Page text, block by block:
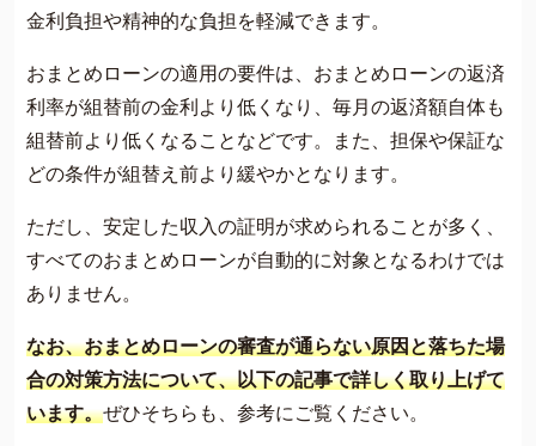
金利負担や精神的な負担を軽減できます。
おまとめローンの適用の要件は、おまとめローンの返済
利率が組替前の金利より低くなり、毎月の返済額自体も
組替前より低くなることなどです。また、担保や保証な
どの条件が組替え前より緩やかとなります​​。
ただし、安定した収入の証明が求められることが多く、
すべてのおまとめローンが自動的に対象となるわけでは
ありません​​。
なお、おまとめローンの審査が通らない原因と落ちた場
合の対策方法について、以下の記事で詳しく取り上げて
います。ぜひそちらも、参考にご覧ください。